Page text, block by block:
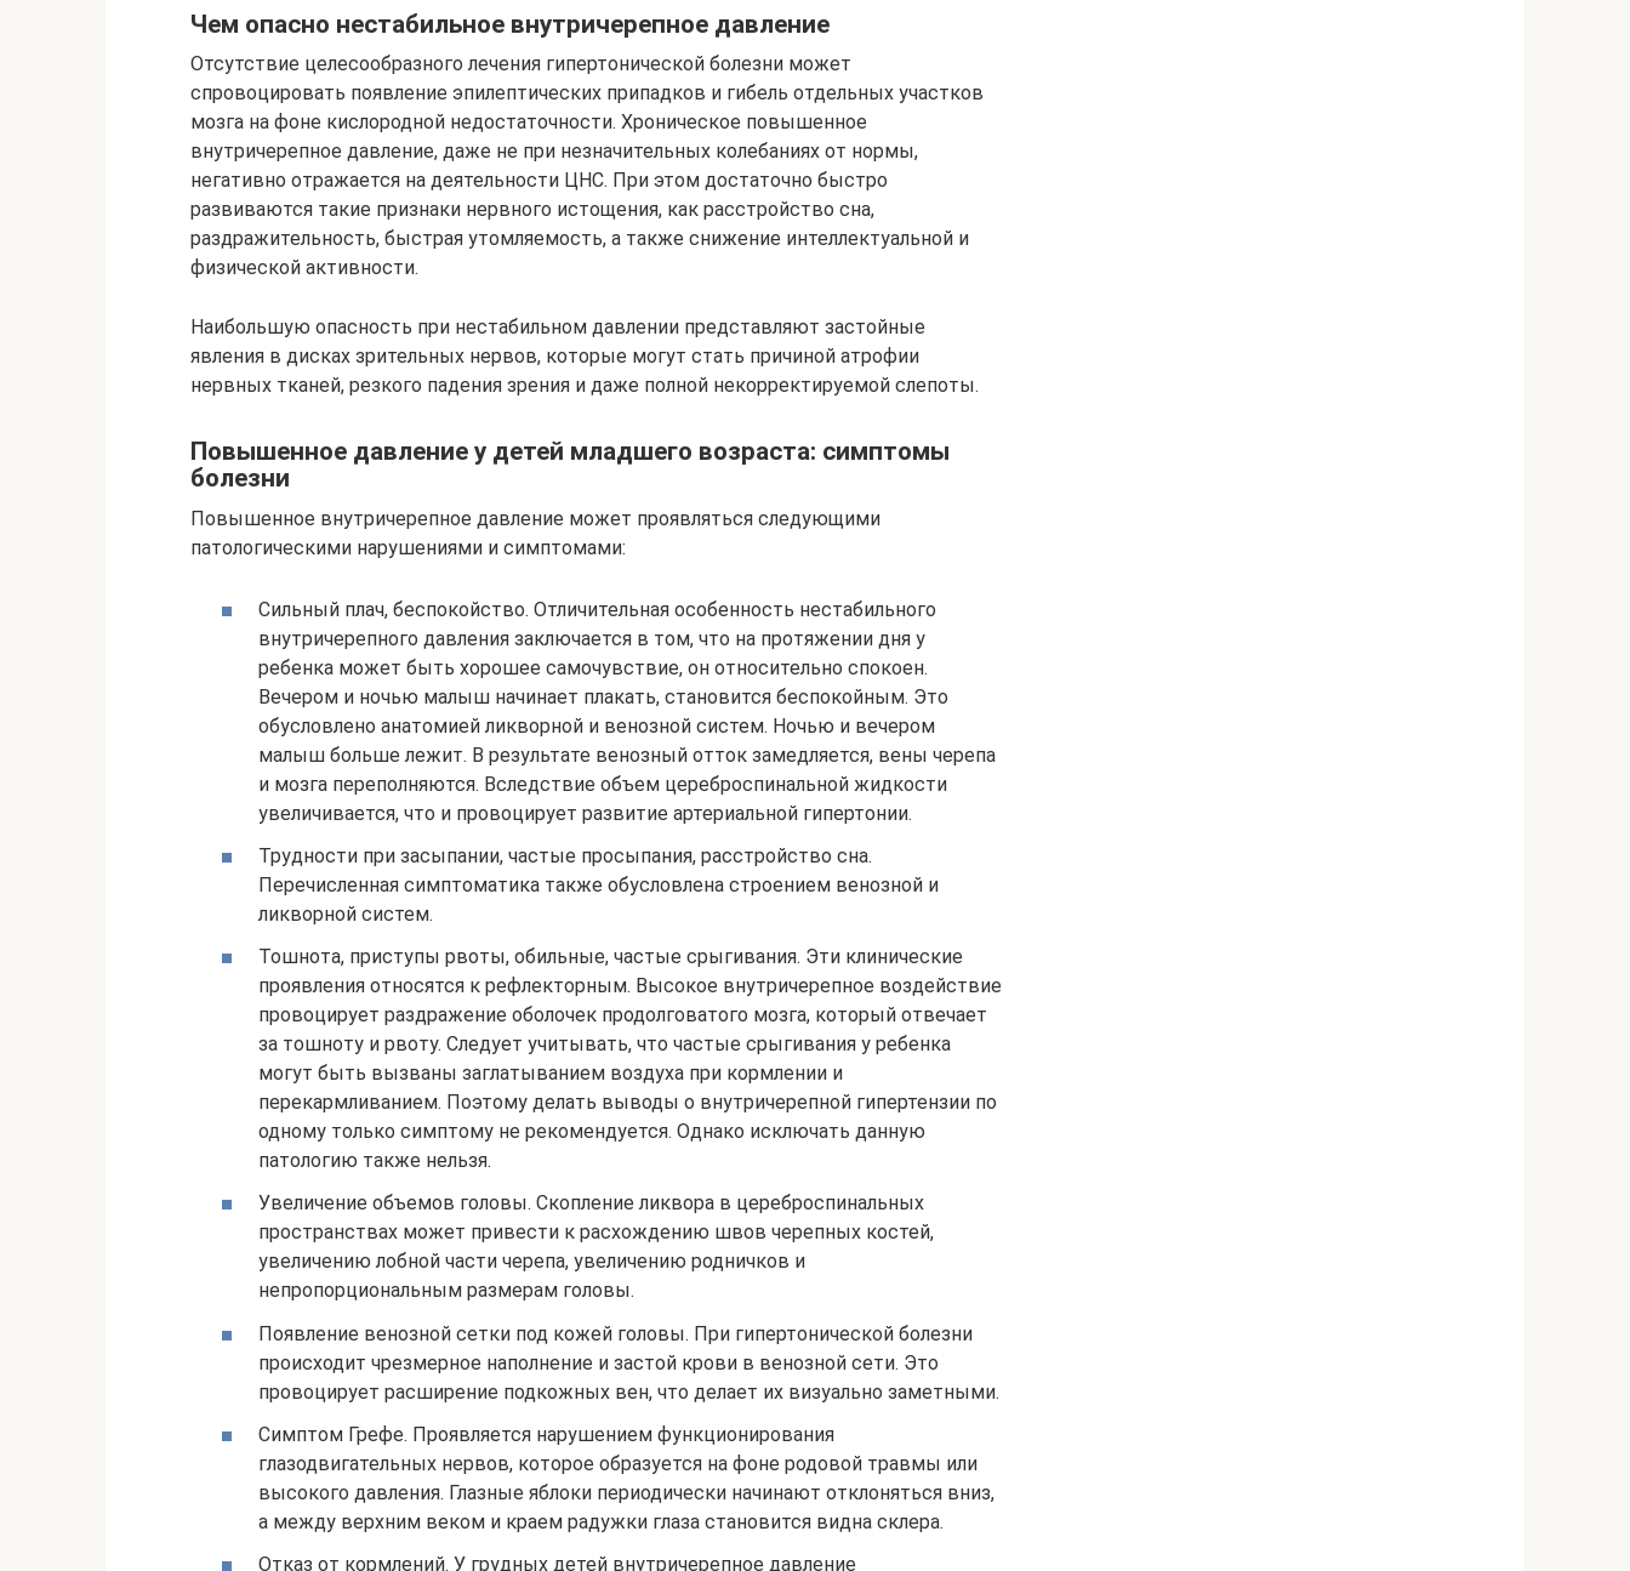
Чем опасно нестабильное внутричерепное давление
Отсутствие целесообразного лечения гипертонической болезни может
спровоцировать появление эпилептических припадков и гибель отдельных участков
мозга на фоне кислородной недостаточности. Хроническое повышенное
внутричерепное давление, даже не при незначительных колебаниях от нормы,
негативно отражается на деятельности ЦНС. При этом достаточно быстро
развиваются такие признаки нервного истощения, как расстройство сна,
раздражительность, быстрая утомляемость, а также снижение интеллектуальной и
физической активности.
Наибольшую опасность при нестабильном давлении представляют застойные
явления в дисках зрительных нервов, которые могут стать причиной атрофии
нервных тканей, резкого падения зрения и даже полной некорректируемой слепоты.
Повышенное давление у детей младшего возраста: симптомы
болезни
Повышенное внутричерепное давление может проявляться следующими
патологическими нарушениями и симптомами:
Сильный плач, беспокойство. Отличительная особенность нестабильного
внутричерепного давления заключается в том, что на протяжении дня у
ребенка может быть хорошее самочувствие, он относительно спокоен.
Вечером и ночью малыш начинает плакать, становится беспокойным. Это
обусловлено анатомией ликворной и венозной систем. Ночью и вечером
малыш больше лежит. В результате венозный отток замедляется, вены черепа
и мозга переполняются. Вследствие объем цереброспинальной жидкости
увеличивается, что и провоцирует развитие артериальной гипертонии.
Трудности при засыпании, частые просыпания, расстройство сна.
Перечисленная симптоматика также обусловлена строением венозной и
ликворной систем.
Тошнота, приступы рвоты, обильные, частые срыгивания. Эти клинические
проявления относятся к рефлекторным. Высокое внутричерепное воздействие
провоцирует раздражение оболочек продолговатого мозга, который отвечает
за тошноту и рвоту. Следует учитывать, что частые срыгивания у ребенка
могут быть вызваны заглатыванием воздуха при кормлении и
перекармливанием. Поэтому делать выводы о внутричерепной гипертензии по
одному только симптому не рекомендуется. Однако исключать данную
патологию также нельзя.
Увеличение объемов головы. Скопление ликвора в цереброспинальных
пространствах может привести к расхождению швов черепных костей,
увеличению лобной части черепа, увеличению родничков и
непропорциональным размерам головы.
Появление венозной сетки под кожей головы. При гипертонической болезни
происходит чрезмерное наполнение и застой крови в венозной сети. Это
провоцирует расширение подкожных вен, что делает их визуально заметными.
Симптом Грефе. Проявляется нарушением функционирования
глазодвигательных нервов, которое образуется на фоне родовой травмы или
высокого давления. Глазные яблоки периодически начинают отклоняться вниз,
а между верхним веком и краем радужки глаза становится видна склера.
Отказ от кормлений. У грудных детей внутричерепное давление